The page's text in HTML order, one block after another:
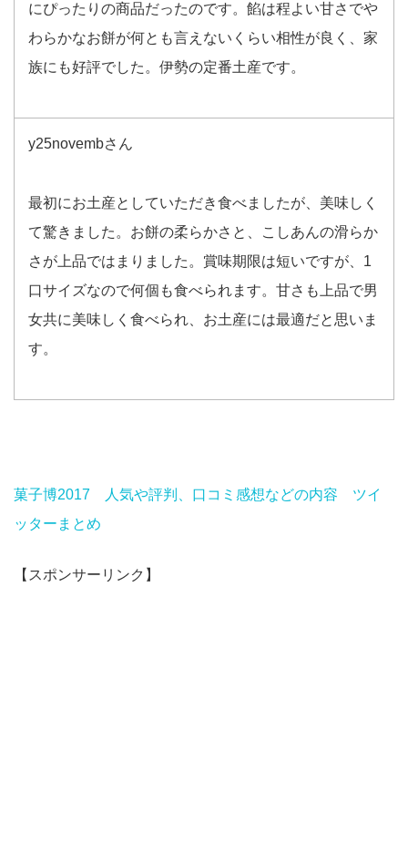
にぴったりの商品だったのです。餡は程よい甘さでや
わらかなお餅が何とも言えないくらい相性が良く、家
族にも好評でした。伊勢の定番土産です。
y25novembさん
最初にお土産としていただき食べましたが、美味しく
て驚きました。お餅の柔らかさと、こしあんの滑らか
さが上品ではまりました。賞味期限は短いですが、1
口サイズなので何個も食べられます。甘さも上品で男
女共に美味しく食べられ、お土産には最適だと思いま
す。
菓子博2017 人気や評判、口コミ感想などの内容 ツイ
ッターまとめ
【スポンサーリンク】